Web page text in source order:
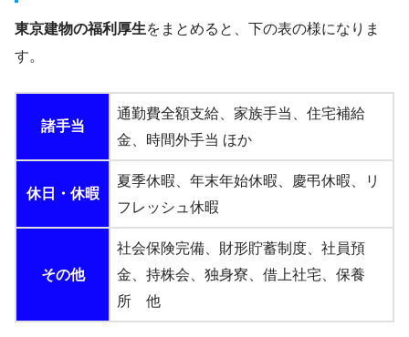
東京建物の福利厚生をまとめると、下の表の様になりま
す。
諸手当
通勤費全額支給、家族手当、住宅補給
金、時間外手当 ほか
休日・休暇
夏季休暇、年末年始休暇、慶弔休暇、リ
フレッシュ休暇
その他
社会保険完備、財形貯蓄制度、社員預
金、持株会、独身寮、借上社宅、保養
所 他